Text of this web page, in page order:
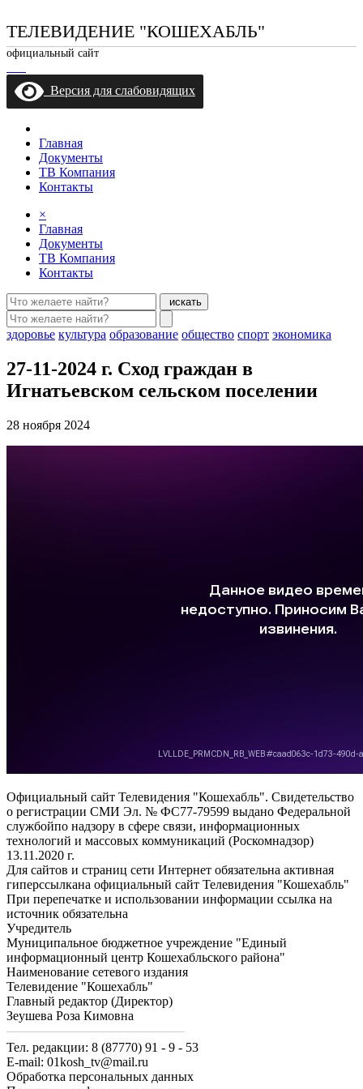
ТЕЛЕВИДЕНИЕ "КОШЕХАБЛЬ"
официальный сайт
Версия для слабовидящих
Главная
Документы
ТВ Компания
Контакты
×
Главная
Документы
ТВ Компания
Контакты
искать
здоровье культура образование общество спорт экономика
27-11-2024 г. Сход граждан в
Игнатьевском сельском поселении
28 ноября 2024
Официальный сайт Телевидения "Кошехабль". Свидетельство
о регистрации СМИ Эл. № ФС77-79599 выдано Федеральной
службойпо надзору в сфере связи, информационных
технологий и массовых коммуникаций (Роскомнадзор)
13.11.2020 г.
Для сайтов и страниц сети Интернет обязательна активная
гиперссылкана официальный сайт Телевидения "Кошехабль"
При перепечатке и использовании информации ссылка на
источник обязательна
Учредитель
Муниципальное бюджетное учреждение "Единый
информационный центр Кошехабльского района"
Наименование сетевого издания
Телевидение "Кошехабль"
Главный редактор (Директор)
Зеушева Роза Кимовна
Тел. редакции: 8 (87770) 91 - 9 - 53
E-mail: 01kosh_tv@mail.ru
Обработка персональных данных